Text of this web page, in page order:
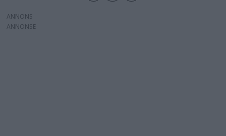
ANNONS